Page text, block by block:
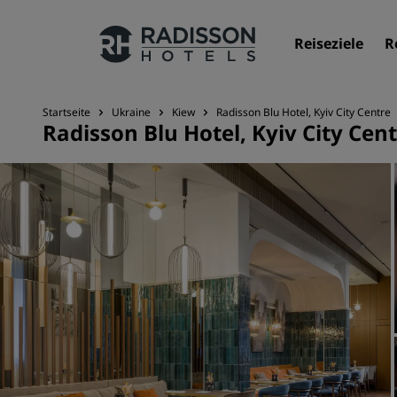
Reiseziele
Unsere Marken
Marken von Radisson Hotels
Startseite Ukraine Kiew Radisson Blu Hotel, Kyiv City Centre
Radisson Blu Hotel, Kyiv City